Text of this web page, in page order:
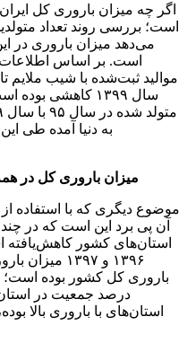
اگر چه میزان باروری کل
می‌دهد میزان باروری در
است. بر اساس
سال ۱۳۹۹ کاهشی
میزان باروری کل در
موضوع دیگری که با استفاده
آن پی برد این است که در
استان‌های کشور کاهش‌یافته
باروری کل کشور بوده است؛
درصد جمعیت در
استان‌های با باروری بالا